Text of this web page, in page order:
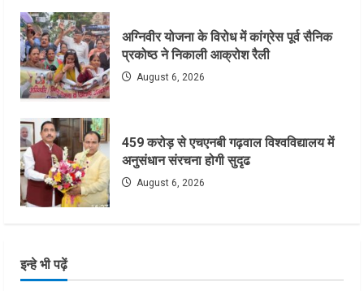
अग्निवीर योजना के विरोध में कांग्रेस पूर्व सैनिक
प्रकोष्ठ ने निकाली आक्रोश रैली
August 6, 2026
459 करोड़ से एचएनबी गढ़वाल विश्वविद्यालय में
अनुसंधान संरचना होगी सुदृढ
August 6, 2026
इन्हे भी पढ़ें